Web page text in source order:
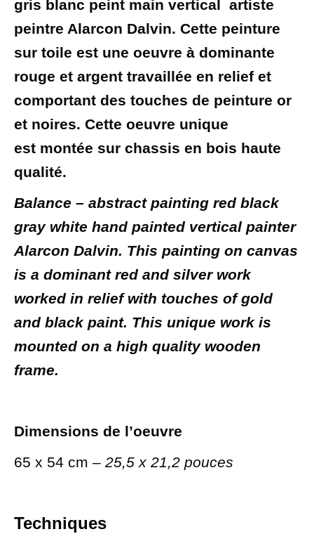
gris blanc peint main vertical artiste
peintre Alarcon Dalvin. Cette peinture
sur toile est une oeuvre à dominante
rouge et argent travaillée en relief et
comportant des touches de peinture or
et noires. Cette oeuvre unique
est montée sur chassis en bois haute
qualité.
Balance – abstract painting red black
gray white hand painted vertical painter
Alarcon Dalvin. This painting on canvas
is a dominant red and silver work
worked in relief with touches of gold
and black paint. This unique work is
mounted on a high quality wooden
frame.
Dimensions de l’oeuvre
65 x 54 cm – 25,5 x 21,2 pouces
Techniques